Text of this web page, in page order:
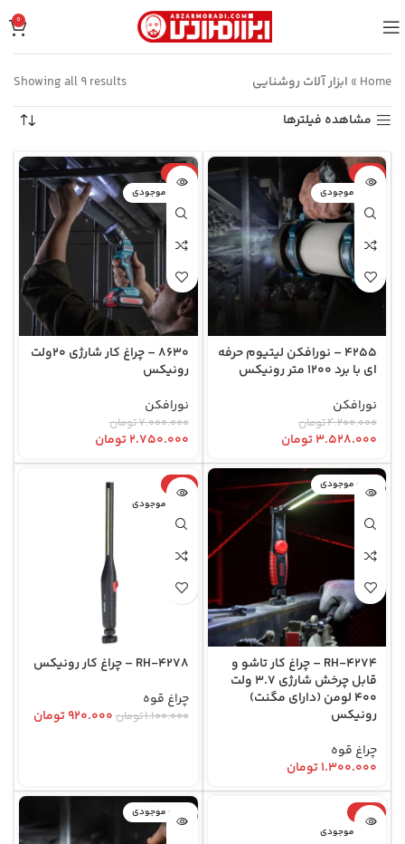
0
Home
» ابزار آلات روشنایی
Showing all 9 results
مشاهده فیلترها
-16%
اتمام موجودی
4255 – نورافکن لیتیوم حرفه
ای با برد 1200 متر رونیکس
نورافکن
۴.۲۰۰.۰۰۰تومان
۳.۵۲۸.۰۰۰تومان
-61%
اتمام موجودی
8630 – چراغ کار شارژی 20ولت
رونیکس
نورافکن
۷.۰۰۰.۰۰۰تومان
۲.۷۵۰.۰۰۰ تومان
اتمام موجودی
RH-4274 – چراغ کار تاشو و
قابل چرخش شارژی 3.7 ولت
400 لومن (دارای مگنت)
رونیکس
چراغ قوه
۱.۳۰۰.۰۰۰تومان
-16%
اتمام موجودی
RH-4278 – چراغ کار رونیکس
چراغ قوه
۱.۱۰۰.۰۰۰تومان۹۲۰.۰۰۰ تومان
-41%
اتمام موجودی
اتمام موجودی